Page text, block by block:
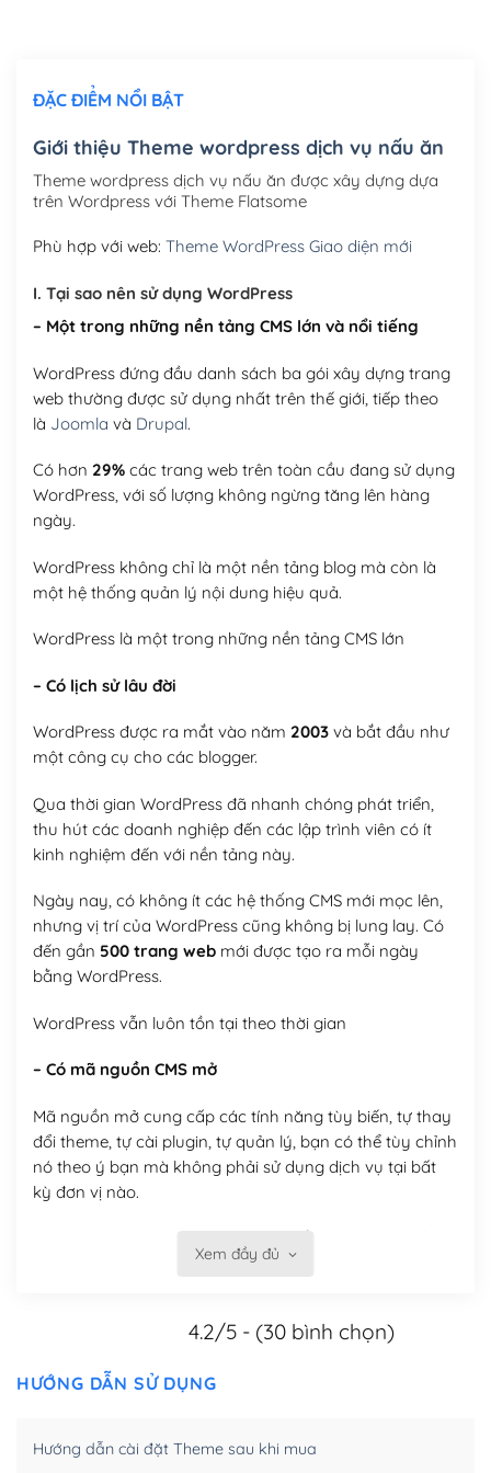
Mua thêm Host + Tên miền
Tên miền quốc tế .com .net .org (1 năm)
(+300,000₫)
Tên miền Việt Nam .vn (1 năm)(+550,000₫)
Hosting 5GB SSD (1 năm)
ĐẶC ĐIỂM NỔI BẬT
Giới thiệu Theme wordpress dịch vụ nấu ăn
Theme wordpress dịch vụ nấu ăn được xây dựng dựa
trên Wordpress với Theme Flatsome
Phù hợp với web: Theme WordPress Giao diện mới
I. Tại sao nên sử dụng WordPress
– Một trong những nền tảng CMS lớn và nổi tiếng
WordPress đứng đầu danh sách ba gói xây dựng trang
web thường được sử dụng nhất trên thế giới, tiếp theo
là Joomla và Drupal.
Có hơn 29%các trang web trên toàn cầu đang sử dụng
WordPress, với số lượng không ngừng tăng lên hàng
ngày.
WordPress không chỉ là một nền tảng blog mà còn là
một hệ thống quản lý nội dung hiệu quả.
WordPress là một trong những nền tảng CMS lớn
– Có lịch sử lâu đời
WordPress được ra mắt vào năm 2003và bắt đầu như
một công cụ cho các blogger.
Qua thời gian WordPress đã nhanh chóng phát triển,
thu hút các doanh nghiệp đến các lập trình viên có ít
kinh nghiệm đến với nền tảng này.
Ngày nay, có không ít các hệ thống CMS mới mọc lên,
nhưng vị trí của WordPress cũng không bị lung lay. Có
đến gần 500 trang webmới được tạo ra mỗi ngày
bằng WordPress.
WordPress vẫn luôn tồn tại theo thời gian
– Có mã nguồn CMS mở
Mã nguồn mở cung cấp các tính năng tùy biến, tự thay
đổi theme, tự cài plugin, tự quản lý, bạn có thể tùy chỉnh
nó theo ý bạn mà không phải sử dụng dịch vụ tại bất
kỳ đơn vị nào.
hóa nội dung cho SEO.
Xem đầy đủ
4.2/5 - (30 bình chọn)
HƯỚNG DẪN SỬ DỤNG
Hướng dẫn cài đặt Theme sau khi mua